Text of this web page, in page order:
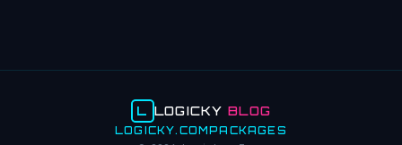
L LOGICKYBLOG
LOGICKY.COMPACKAGES